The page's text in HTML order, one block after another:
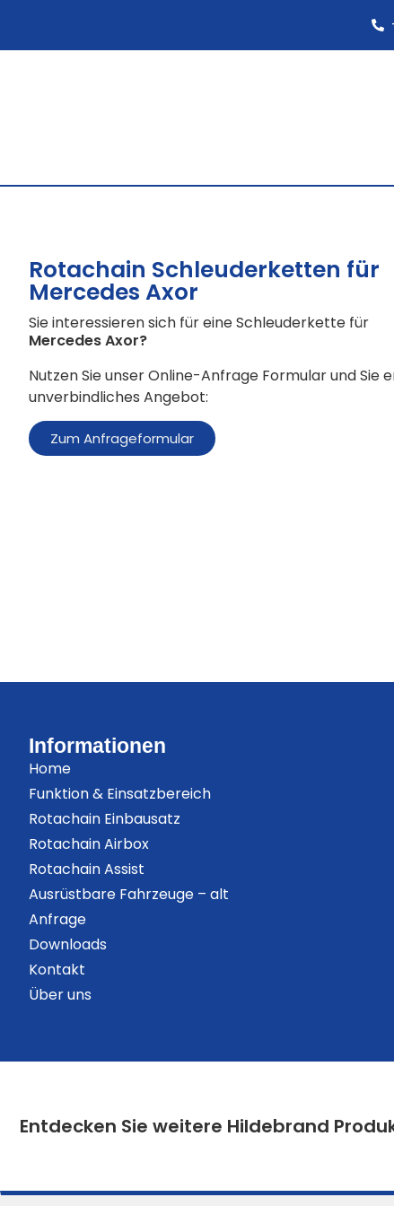
Rotachain Schleuderketten für
Mercedes Axor
Sie interessieren sich für eine Schleuderkette für
Mercedes Axor?
Nutzen Sie unser Online-Anfrage Formular und Sie
unverbindliches Angebot:
Zum Anfrageformular
Informationen
Home
Funktion & Einsatzbereich
Rotachain Einbausatz
Rotachain Airbox
Rotachain Assist
Ausrüstbare Fahrzeuge – alt
Anfrage
Downloads
Kontakt
Über uns
Entdecken Sie weitere Hildebrand